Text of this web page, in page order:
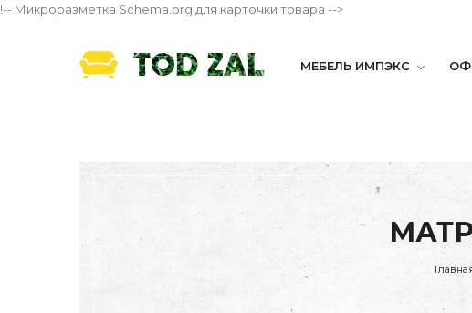
!-- Микроразметка Schema.org для карточки товара -->
МЕБЕЛЬ ИМПЭКС